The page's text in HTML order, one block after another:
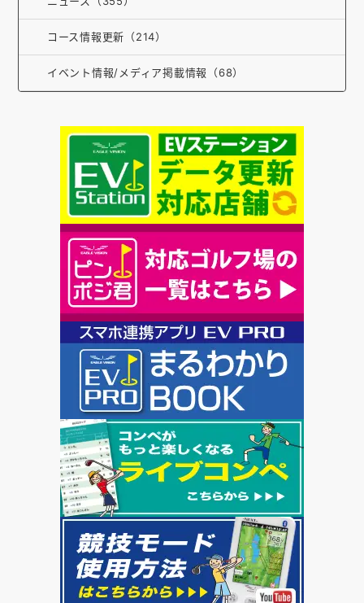
お問い合わせ
ゴルフ場の方へ
コース情報更新（214）
イベント情報/メディア掲載情報（68）